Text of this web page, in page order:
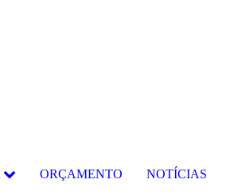
ORÇAMENTO NOTÍCIAS